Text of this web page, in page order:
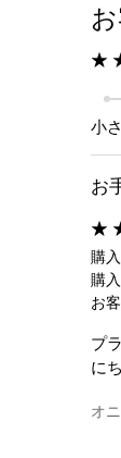
小
お
購
購
お
プ
に
オ